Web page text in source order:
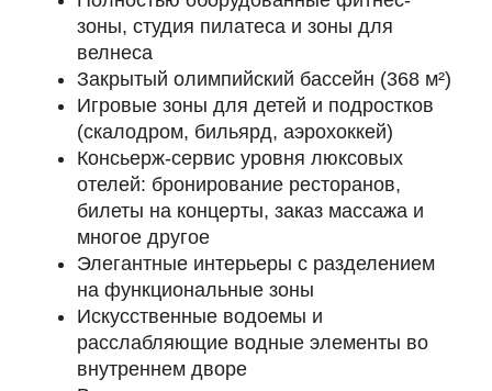
зоны, студия пилатеса и зоны для
велнеса
Закрытый олимпийский бассейн (368 м²)
Игровые зоны для детей и подростков
(скалодром, бильярд, аэрохоккей)
Консьерж-сервис уровня люксовых
отелей: бронирование ресторанов,
билеты на концерты, заказ массажа и
многое другое
Элегантные интерьеры с разделением
на функциональные зоны
Искусственные водоемы и
расслабляющие водные элементы во
внутреннем дворе